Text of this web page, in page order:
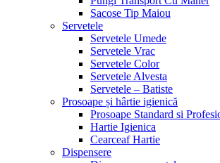
Sacose Tip Maiou
Servetele
Servetele Umede
Servetele Vrac
Servetele Color
Servetele Alvesta
Servetele – Batiste
Prosoape și hârtie igienică
Prosoape Standard si
Hartie Igienica
Cearceaf Hartie
Dispensere